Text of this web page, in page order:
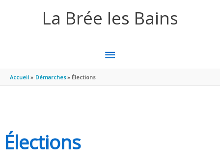
La Brée les Bains
MENU
Accueil Démarches Élections
Élections